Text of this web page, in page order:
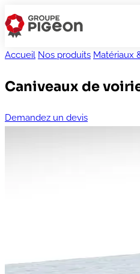
Accueil Nos produits Matériaux
Caniveaux de
Demandez un devis